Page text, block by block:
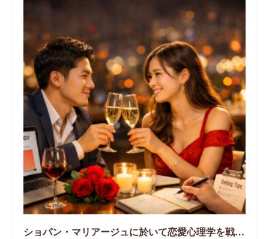
ショパン・マリアージュに於いて恋愛心理学を戦略的に活用する方法 ――出会いを「偶然」ではなく「理解と成長の設計」に変えるために